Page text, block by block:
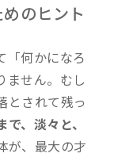
のヒント
「何かになろ
ません。むし
とされて残っ
、淡々と、
が、最大の才